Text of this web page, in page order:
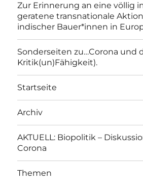
Zur Erinnerung an eine völlig
geratene transnationale Aktion
indischer Bauer*innen in
Sonderseiten zu…Corona und
Kritik(un)Fähigkeit).
Startseite
Archiv
AKTUELL: Biopolitik –
Corona
Themen